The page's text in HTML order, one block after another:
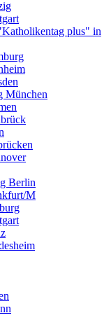
plus" in
München
Berlin
M